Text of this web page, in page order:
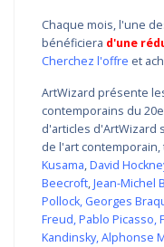
Chaque mois, l'une
bénéficiera d'une
Cherchez l'offre et
ArtWizard présente
contemporains du
d'articles d'ArtWizard
de l'art contemporain,
Kusama,David
Beecroft,Jean-Michel
Pollock, Georges
Freud,Pablo Picasso,
Kandinsky,Alphonse